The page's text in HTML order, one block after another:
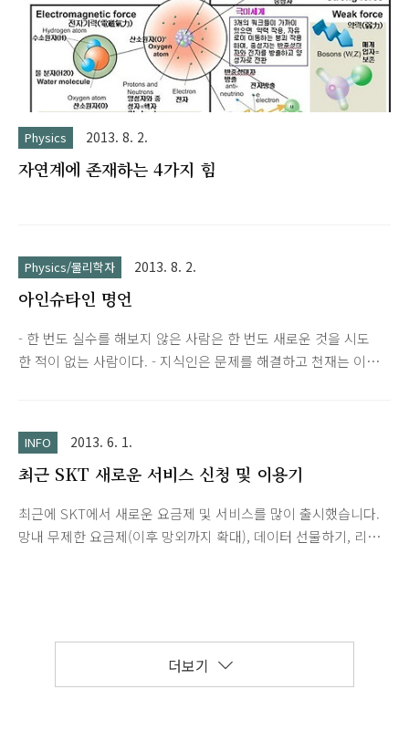
Physics 2013. 8. 2.
자연계에 존재하는 4가지 힘
Physics/물리학자 2013. 8. 2.
아인슈타인 명언
- 한 번도 실수를 해보지 않은 사람은 한 번도 새로운 것을 시도
한 적이 없는 사람이다. - 지식인은 문제를 해결하고 천재는 이를
주를 가지고 주사위 놀음을 하지 않는다. - 제아무리 지속적이고
불변하는 것일지라도 현실은 단순한 환상에 불과하다. - 난 미래
에 대해 생각하는 법이 없다. 어차피 곧 닥치니까... - 내 학습을
리석음 그 두 가지가 무한하다. 그런데 우주에 대해서는 확신이
없다. - 3차 세계대전이 어떤 무기로 치러질지 모른다. 하지만 4차
INFO 2013. 6. 1.
최근 SKT 새로운 서비스 신청 및 이용기
최근에 SKT에서 새로운 요금제 및 서비스를 많이 출시했습니다.
망내 무제한 요금제(이후 망외까지 확대), 데이터 선물하기, 리필,
이 가능합니다. 이런 경우 35요금제는 100MB 선물하려면
더보기